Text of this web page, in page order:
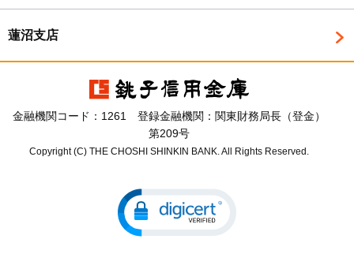
蓮沼支店
金融機関コード：1261 登録金融機関：関東財務局長（登金）
第209号
Copyright (C) THE CHOSHI SHINKIN BANK. All Rights Reserved.